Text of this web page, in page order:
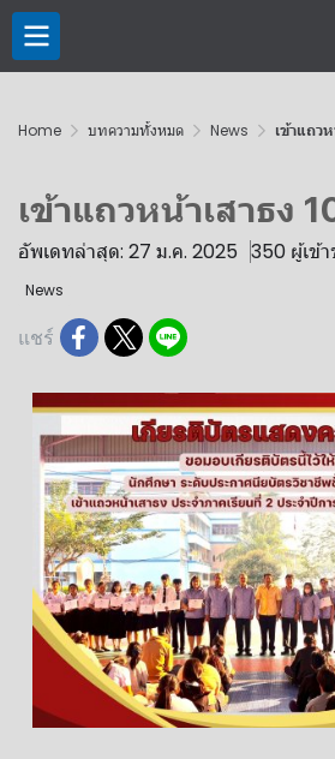
Home บทความทั้งหมด News เข้าแถว
เข้าแถวหน้าเสาธง
อัพเดทล่าสุด: 27 ม.ค. 2025 350 ผู้เข้
News
แชร์